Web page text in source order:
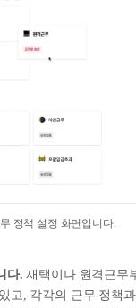
정책 설정 화면입니다.
다. 재택이나 원격근무
고, 각각의 근무 정책과